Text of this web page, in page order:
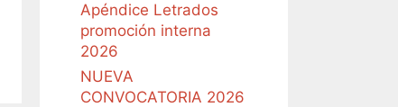
Apéndice Letrados
promoción interna
2026
NUEVA
CONVOCATORIA 2026